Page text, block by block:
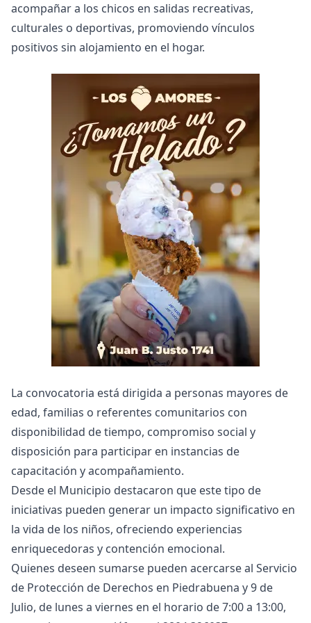
acompañar a los chicos en salidas recreativas,
culturales o deportivas, promoviendo vínculos
positivos sin alojamiento en el hogar.
La convocatoria está dirigida a personas mayores de
edad, familias o referentes comunitarios con
disponibilidad de tiempo, compromiso social y
disposición para participar en instancias de
capacitación y acompañamiento.
Desde el Municipio destacaron que este tipo de
iniciativas pueden generar un impacto significativo en
la vida de los niños, ofreciendo experiencias
enriquecedoras y contención emocional.
Quienes deseen sumarse pueden acercarse al Servicio
de Protección de Derechos en Piedrabuena y 9 de
Julio, de lunes a viernes en el horario de 7:00 a 13:00,